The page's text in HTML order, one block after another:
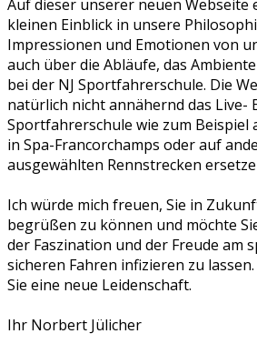
Auf dieser unserer neuen Webseite
kleinen Einblick in unsere
Impressionen und Emotionen von
auch über die Abläufe, das
bei der NJ Sportfahrerschule. Die
natürlich nicht annähernd das Live-
Sportfahrerschule wie zum Beispiel
in Spa-Francorchamps oder auf
ausgewählten Rennstrecken
Ich würde mich freuen, Sie in
begrüßen zu können und möchte
der Faszination und der Freude am
sicheren Fahren infizieren zu
Sie eine neue Leidenschaft.
Ihr Norbert Jülicher